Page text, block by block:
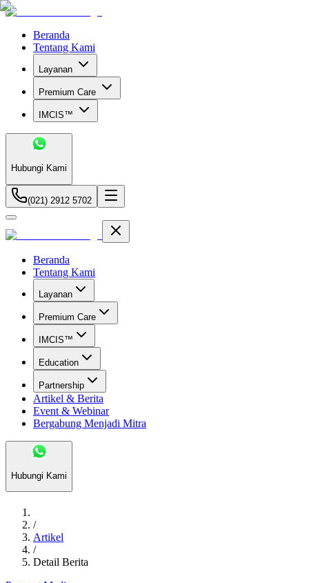
Beranda
Tentang Kami
Layanan
Premium Care
IMCIS™
Hubungi Kami
(021) 2912 5702
Beranda
Tentang Kami
Layanan
Premium Care
IMCIS™
Education
Partnership
Artikel & Berita
Event & Webinar
Bergabung Menjadi Mitra
Hubungi Kami
/
Artikel
/
Detail Berita